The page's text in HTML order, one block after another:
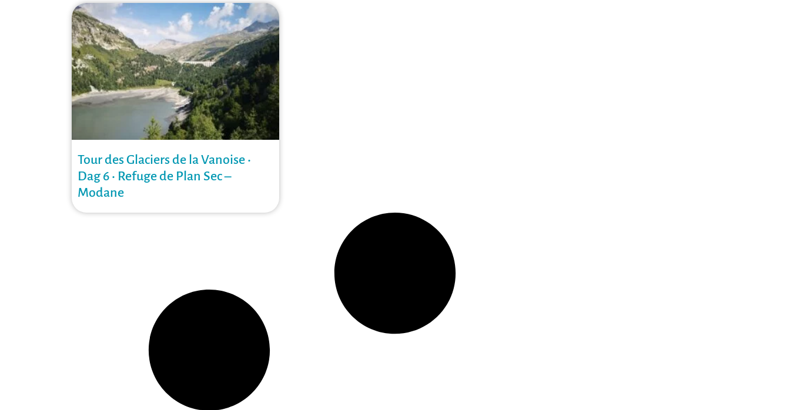
Tour des Glaciers de la Vanoise •
Dag 6 • Refuge de Plan Sec –
Modane